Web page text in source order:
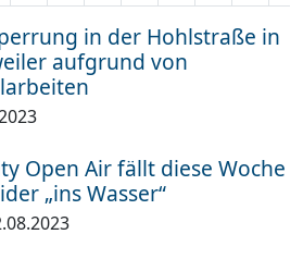
in der Hohlstraße in
aufgrund von
Open Air fällt diese Woche
„ins Wasser“